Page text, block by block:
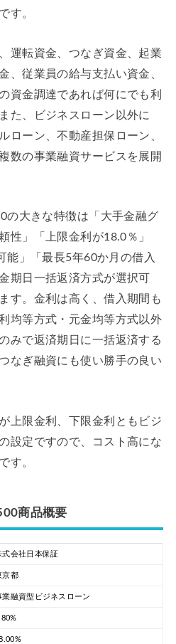
す。
運転資金、つなぎ資金、起業
、従業員の給与支払い資金、
資金調達であれば何にでも利
た、ビジネスローン以外に
ローン、不動産担保ローン、
数の事業融資サービスを展開
の大きな特徴は「大手金融グ
性」「上限金利が18.0％」
能」「最長5年60か月の借入
期日一括返済方式が選択可
す。金利は高く、借入期間も
均等方式・元金均等方式以外
みで返済期日に一括返済する
なぎ融資にも使い勝手の良い
上限金利、下限金利ともビジ
設定ですので、コスト高にな
す。
商品概要
式会社日本保証
京都
業融資型ビジネスローン